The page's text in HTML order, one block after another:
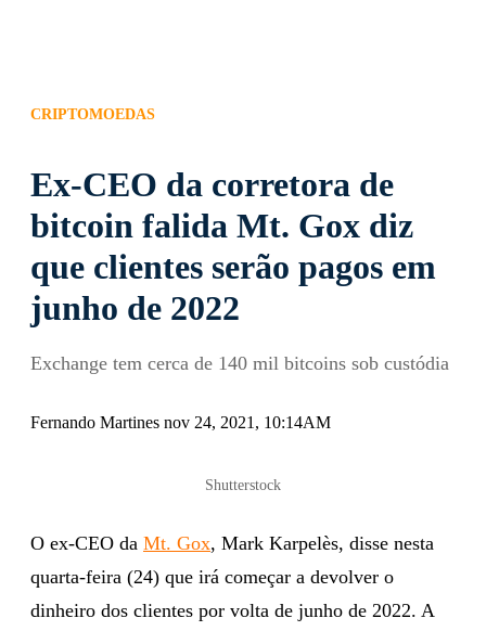
CRIPTOMOEDAS
Ex-CEO da corretora de
bitcoin falida Mt. Gox diz
que clientes serão pagos em
junho de 2022
Exchange tem cerca de 140 mil bitcoins sob custódia
Fernando Martines nov 24, 2021, 10:14AM
Shutterstock
O ex-CEO da Mt. Gox, Mark Karpelès, disse nesta
quarta-feira (24) que irá começar a devolver o
dinheiro dos clientes por volta de junho de 2022. A